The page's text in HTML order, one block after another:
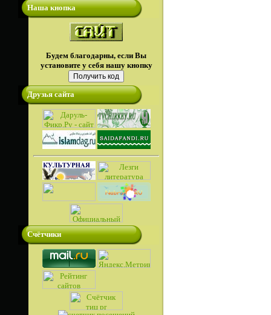
Наша кнопка
Будем благодарны, если Вы
установите у себя нашу кнопку
Друзья сайта
Счётчики